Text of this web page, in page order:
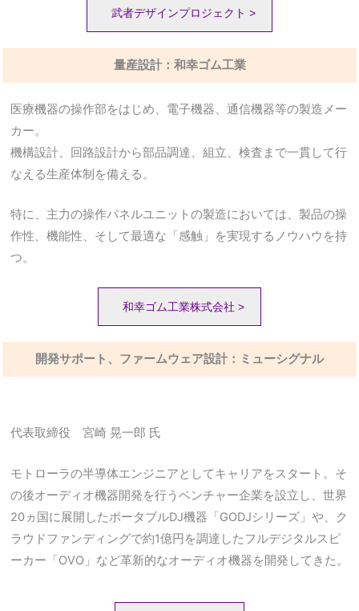
武者デザインプロジェクト >
量産設計：和幸ゴム工業
医療機器の操作部をはじめ、電子機器、通信機器等の製造メー
カー。
機構設計、回路設計から部品調達、組立、検査まで一貫して行
なえる生産体制を備える。
特に、主力の操作パネルユニットの製造においては、製品の操
作性、機能性、そして最適な「感触」を実現するノウハウを持
つ。
和幸ゴム工業株式会社 >
開発サポート、ファームウェア設計：ミューシグナル
代表取締役 宮崎 晃一郎 氏
モトローラの半導体エンジニアとしてキャリアをスタート。そ
の後オーディオ機器開発を行うベンチャー企業を設立し、世界
20ヵ国に展開したポータブルDJ機器「GODJシリーズ」や、ク
ラウドファンディングで約1億円を調達したフルデジタルスピ
ーカー「OVO」など革新的なオーディオ機器を開発してきた。